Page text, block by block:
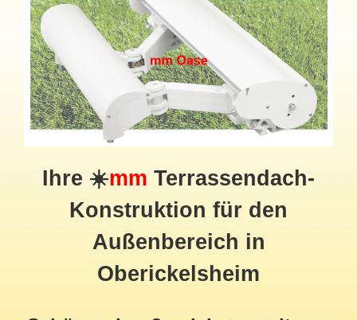
Ihre ☀️mm Terrassendach-
Konstruktion für den
Außenbereich in
Oberickelsheim